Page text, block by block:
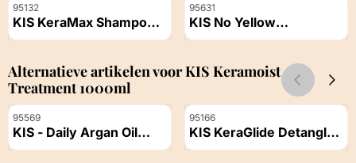
Artikelnummer
95132
KIS KeraMax Shampoo
1000ml
Prijs niet zichtbaar
Artikelnummer
95631
KIS No Yellow
Conditioner - 1000 ml
Prijs niet zichtbaar
Alternatieve artikelen voorKIS Keramoist
Treatment 1000ml
Artikelnummer
95569
KIS - Daily Argan Oil
Powerserum - 100ml
Prijs niet zichtbaar
Artikelnummer
95166
KIS KeraGlide Detangler
Conditioner 300ML
Prijs niet zichtbaar